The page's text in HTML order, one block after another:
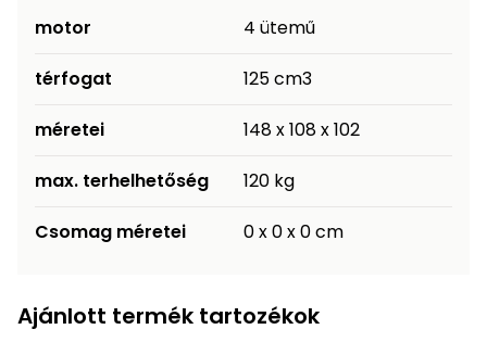
motor 4 ütemű
térfogat 125 cm3
méretei 148 x 108 x 102
max. terhelhetőség 120 kg
Csomag méretei 0 x 0 x 0 cm
Ajánlott termék tartozékok